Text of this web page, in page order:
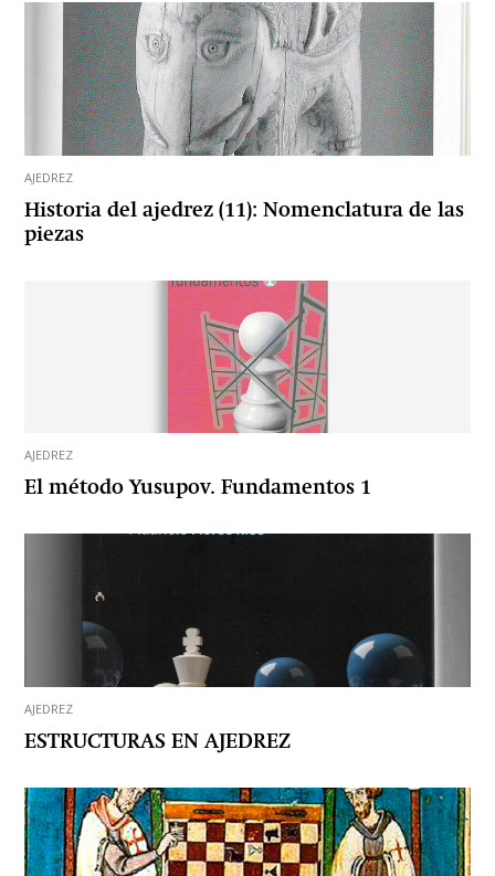
AJEDREZ
Historia del ajedrez (11): Nomenclatura de las
piezas
AJEDREZ
El método Yusupov. Fundamentos 1
AJEDREZ
ESTRUCTURAS EN AJEDREZ